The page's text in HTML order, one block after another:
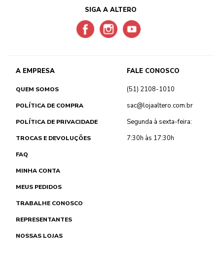
SIGA A ALTERO
A EMPRESA
QUEM SOMOS
POLÍTICA DE COMPRA
POLÍTICA DE PRIVACIDADE
TROCAS E DEVOLUÇÕES
FAQ
MINHA CONTA
MEUS PEDIDOS
TRABALHE CONOSCO
REPRESENTANTES
NOSSAS LOJAS
FALE CONOSCO
(51) 2108-1010
sac@lojaaltero.com.br
Segunda à sexta-feira:
7:30h às 17:30h